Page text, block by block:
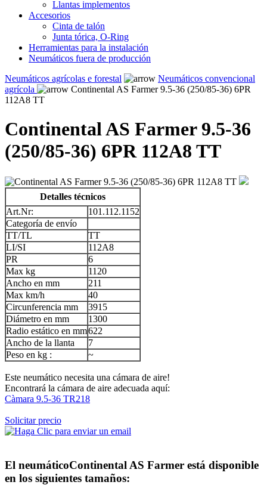
Llantas implementos
Accesorios
Cinta de talón
Junta tórica, O-Ring
Herramientas para la instalación
Neumáticos fuera de producción
Neumáticos agrícolas e forestal
Neumáticos convencional
agrícola
Continental AS Farmer 9.5-36 (250/85-36) 6PR
112A8 TT
Continental AS Farmer 9.5-36
(250/85-36) 6PR 112A8 TT
Detalles técnicos
Art.Nr:
101.112.1152
Categoría de envío
TT/TL
TT
LI/SI
112A8
PR
6
Max kg
1120
Ancho en mm
211
Max km/h
40
Circunferencia mm
3915
Diámetro en mm
1300
Radio estático en mm622
Ancho de la llanta
7
Peso en kg :
~
Este neumático necesita una cámara de aire!
Encontrará la cámara de aire adecuada aquí:
Càmara 9.5-36 TR218
Solicitar precio
El neumáticoContinental AS Farmer está disponible
en los siguientes tamaños: